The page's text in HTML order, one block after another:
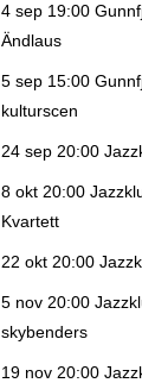
4 sep 19:00
Ändlaus
5 sep 15:00
kulturscen
24 sep 20:00
8 okt 20:00
Kvartett
22 okt 20:00
5 nov 20:00
skybenders
19 nov 20:00